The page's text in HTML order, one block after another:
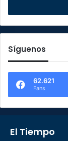
Síguenos
62.621
Fans
El Tiempo